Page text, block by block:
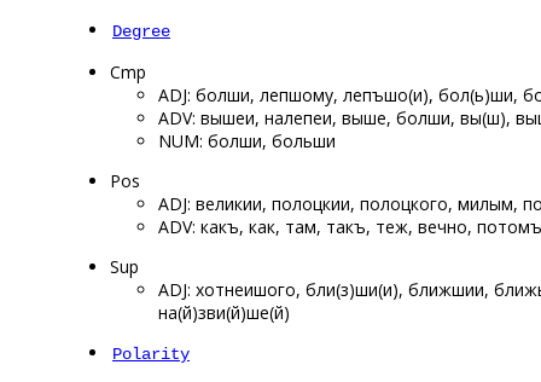
Degree
Cmp
ADJ: болши, лепшому, лепъшо(и), бол(ь)ши,
ADV: вышеи, налепеи, выше, болши, вы(ш),
NUM: болши, больши
Pos
ADJ: великии, полоцкии, полоцкого, милым,
ADV: какъ, как, там, такъ, теж, вечно,
Sup
ADJ: ѡхотнеишого, бли(з)ши(и), ближшии,
на(й)зви(й)ше(й)
Polarity